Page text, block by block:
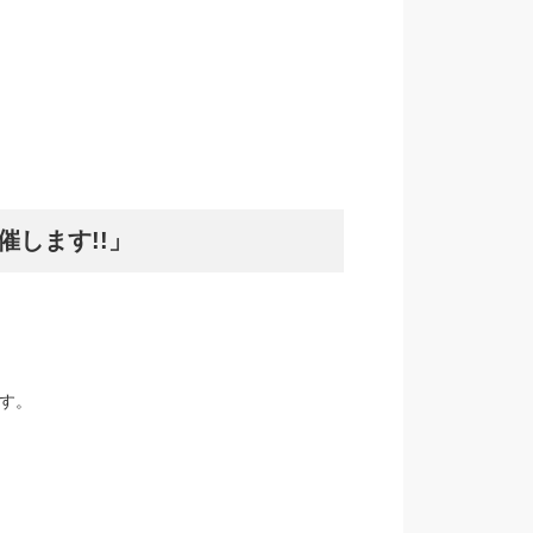
します!!」
。